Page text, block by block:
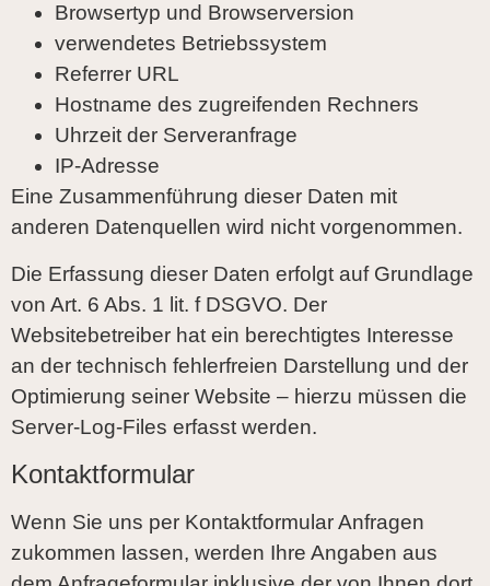
Browsertyp und Browserversion
verwendetes Betriebssystem
Referrer URL
Hostname des zugreifenden Rechners
Uhrzeit der Serveranfrage
IP-Adresse
Eine Zusammenführung dieser Daten mit
anderen Datenquellen wird nicht vorgenommen.
Die Erfassung dieser Daten erfolgt auf Grundlage
von Art. 6 Abs. 1 lit. f DSGVO. Der
Websitebetreiber hat ein berechtigtes Interesse
an der technisch fehlerfreien Darstellung und der
Optimierung seiner Website – hierzu müssen die
Server-Log-Files erfasst werden.
Kontaktformular
Wenn Sie uns per Kontaktformular Anfragen
zukommen lassen, werden Ihre Angaben aus